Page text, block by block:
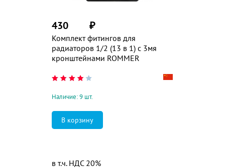
Комплект фитингов для
радиаторов 1/2 (13 в 1) с 3мя
кронштейнами ROMMER
430 ₽
Наличие: 9 шт.
в т.ч. НДС 20%